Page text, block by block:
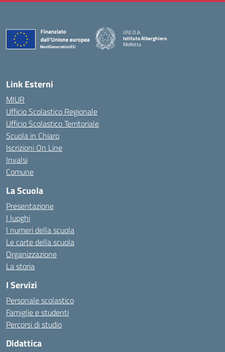
I.P.E.O.A.
Istituto Alberghiero
Molfetta
Link Esterni
MIUR
Ufficio Scolastico Regionale
Ufficio Scolastico Territoriale
Scuola in Chiaro
Iscrizioni On Line
Invalsi
Comune
La Scuola
Presentazione
I luoghi
I numeri della scuola
Le carte della scuola
Organizzazione
La storia
I Servizi
Personale scolastico
Famiglie e studenti
Percorsi di studio
Didattica